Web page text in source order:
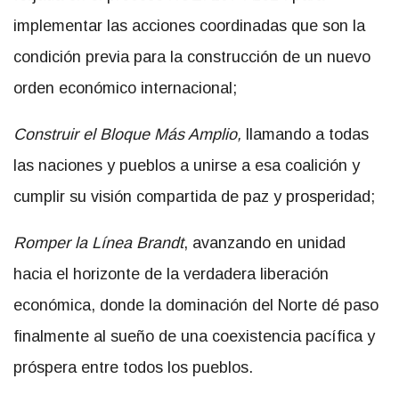
implementar las acciones coordinadas que son la
condición previa para la construcción de un nuevo
orden económico internacional;
Construir el Bloque Más Amplio, llamando a todas
las naciones y pueblos a unirse a esa coalición y
cumplir su visión compartida de paz y prosperidad;
Romper la Línea Brandt, avanzando en unidad
hacia el horizonte de la verdadera liberación
económica, donde la dominación del Norte dé paso
finalmente al sueño de una coexistencia pacífica y
próspera entre todos los pueblos.